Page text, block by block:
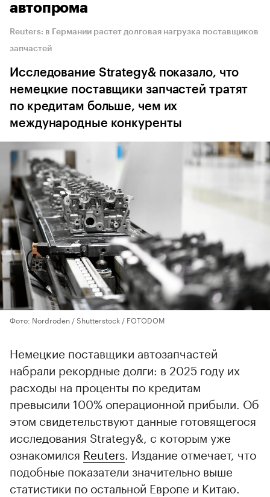
автопрома
Reuters: в Германии растет долговая нагрузка поставщиков
запчастей
Исследование Strategy& показало, что
немецкие поставщики запчастей тратят
по кредитам больше, чем их
международные конкуренты
Фото: Nordroden / Shutterstock / FOTODOM
Немецкие поставщики автозапчастей
набрали рекордные долги: в 2025 году их
расходы на проценты по кредитам
превысили 100% операционной прибыли. Об
этом свидетельствуют данные готовящегося
исследования Strategy&, с которым уже
ознакомился Reuters . Издание отмечает, что
подобные показатели значительно выше
статистики по остальной Европе и Китаю.